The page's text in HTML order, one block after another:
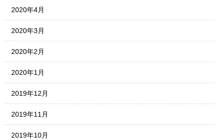
2020年4月
2020年3月
2020年2月
2020年1月
2019年12月
2019年11月
2019年10月